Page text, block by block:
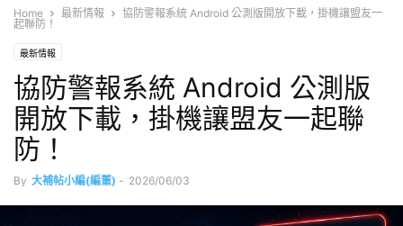
Home 最新情報
協防警報系統 Android 公測版開放下載，掛機讓盟友一
起聯防！
最新情報
協防警報系統 Android 公測版
開放下載，掛機讓盟友一起聯
防！
By 大補帖小編(編董) - 2026/06/03